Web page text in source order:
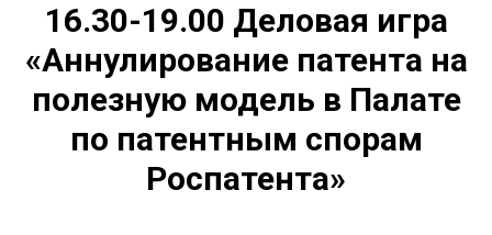
16.30-19.00 Деловая игра
«Аннулирование патента на
полезную модель в Палате
по патентным спорам
Роспатента»